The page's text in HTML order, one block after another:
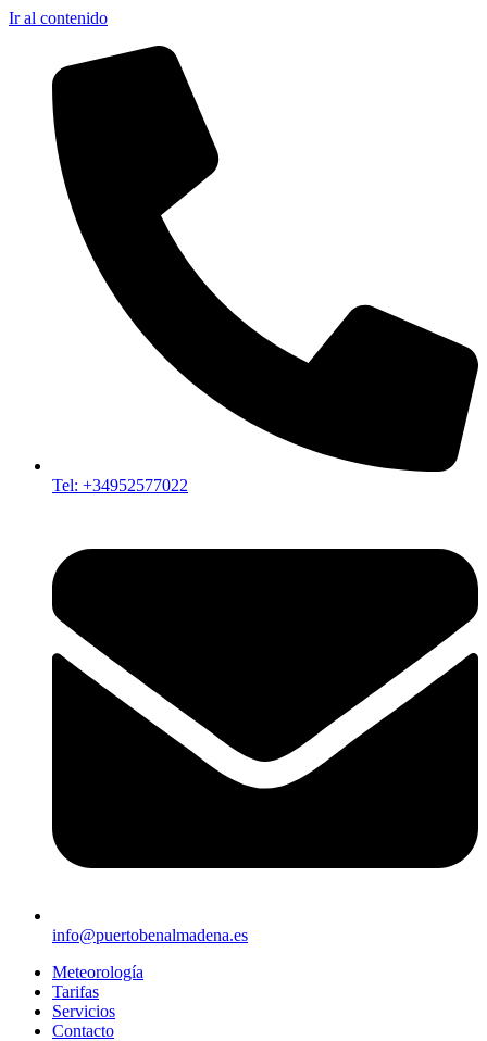
Ir al contenido
Tel: +34952577022
info@puertobenalmadena.es
Meteorología
Tarifas
Servicios
Contacto